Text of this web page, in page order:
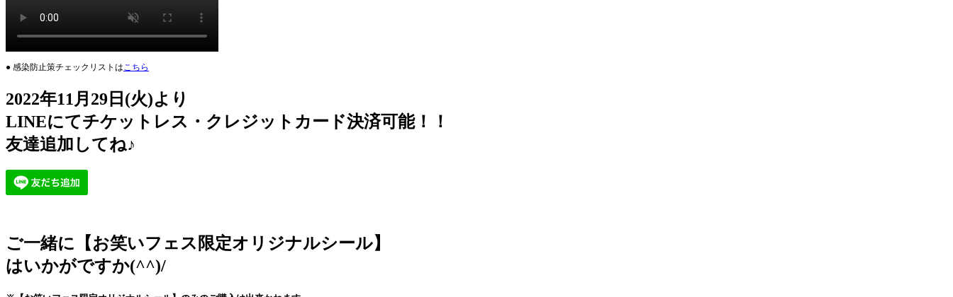
● 感染防止策チェックリストはこちら
2022年11月29日(火)より
LINEにてチケットレス・クレジットカード決済可能！！
友達追加してね♪
ご一緒に【お笑いフェス限定オリジナルシール】
はいかがですか(^^)/